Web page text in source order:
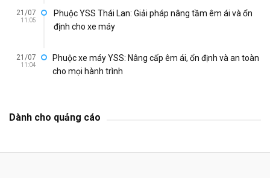
21/07
11:05
Phuộc YSS Thái Lan: Giải pháp nâng tầm êm ái và ổn
định cho xe máy
21/07
11:04
Phuộc xe máy YSS: Nâng cấp êm ái, ổn định và an toàn
cho mọi hành trình
Dành cho quảng cáo